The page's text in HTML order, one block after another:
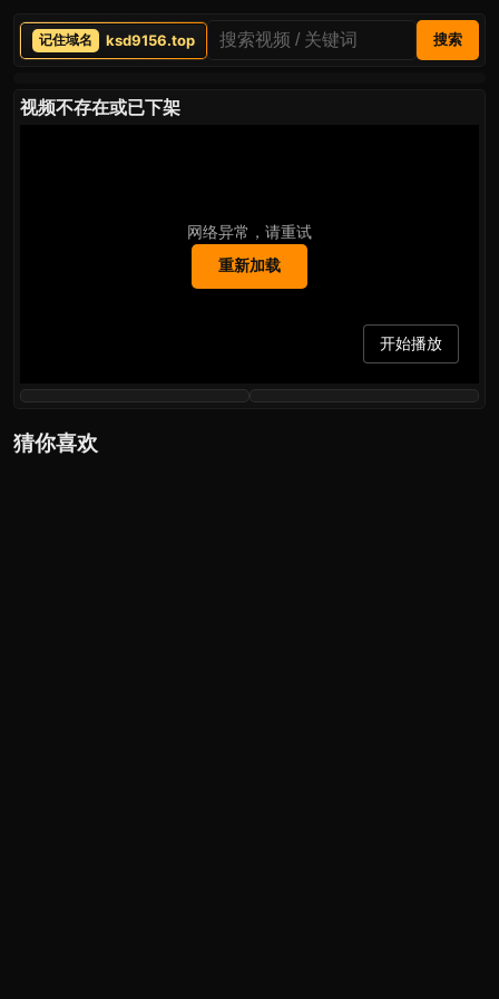
ksd9156.top 搜索
视频不存在或已下架
网络异常，请重试
重新加载
开始播放
猜你喜欢